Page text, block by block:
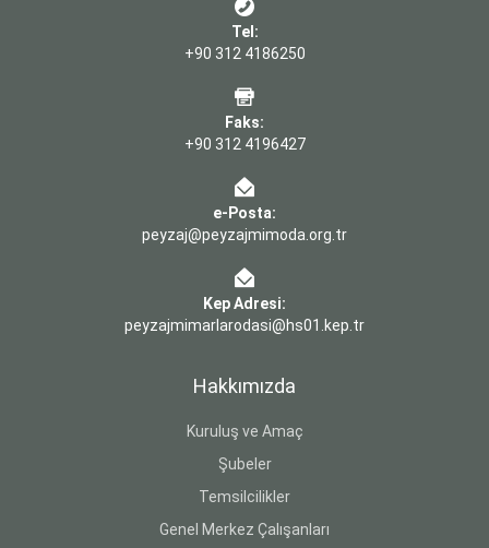
Tel:
+90 312 4186250
Faks:
+90 312 4196427
e-Posta:
peyzaj@peyzajmimoda.org.tr
Kep Adresi:
peyzajmimarlarodasi@hs01.kep.tr
Hakkımızda
Kuruluş ve Amaç
Şubeler
Temsilcilikler
Genel Merkez Çalışanları